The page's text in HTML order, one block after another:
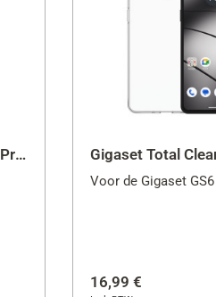
Gigaset Full Display Glass Protector (GS6 / GS6 PRO)
Voor de Gigaset GS6
16,99 €